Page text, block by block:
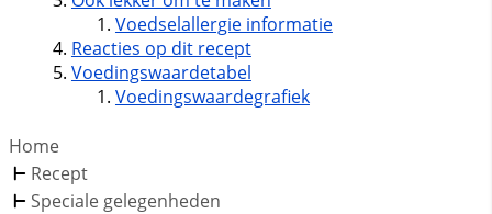
Voedselallergie informatie
Reacties op dit recept
Voedingswaardetabel
Voedingswaardegrafiek
Home
Recept
Speciale gelegenheden